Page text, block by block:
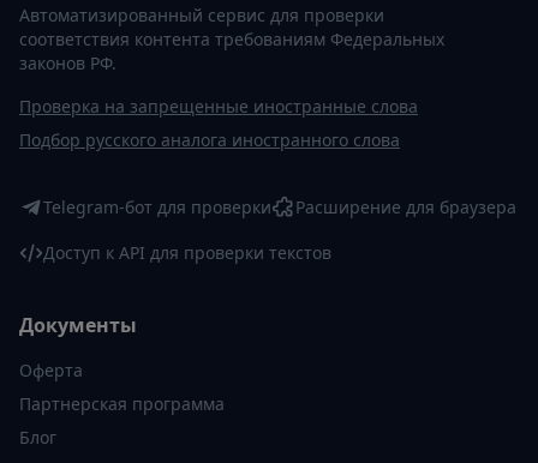
Автоматизированный сервис для проверки
соответствия контента требованиям Федеральных
законов РФ.
Проверка на запрещенные иностранные слова
Подбор русского аналога иностранного слова
Telegram-бот для проверки
Расширение для браузера
Доступ к API для проверки текстов
Документы
Оферта
Партнерская программа
Блог